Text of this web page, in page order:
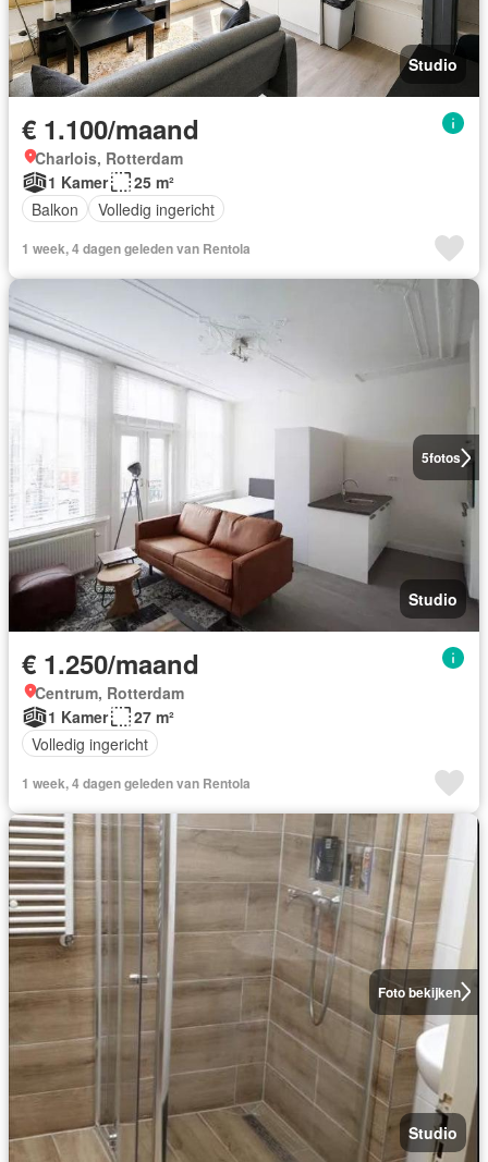
Studio
€ 1.100/maand
Charlois, Rotterdam
1 Kamer
25 m²
Balkon
Volledig ingericht
1 week, 4 dagen geleden van Rentola
5fotos
Studio
€ 1.250/maand
Centrum, Rotterdam
1 Kamer
27 m²
Volledig ingericht
1 week, 4 dagen geleden van Rentola
Foto bekijken
Studio